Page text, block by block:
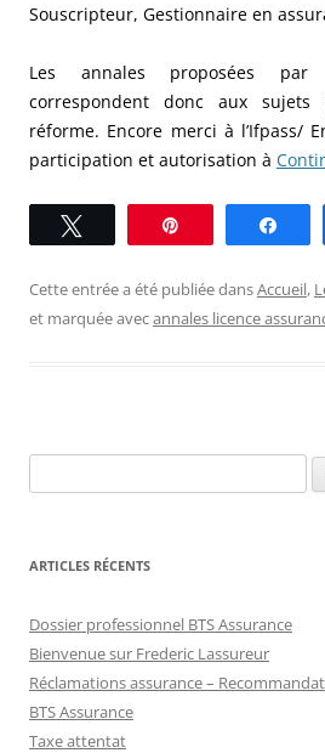
Souscripteur, Gestionnaire en
Les annales proposées
correspondent donc aux
réforme. Encore merci à l’Ifpass/
participation et autorisation à
Cette entrée a été publiée dansAccueil,
et marquée avecannales licence
ARTICLES RÉCENTS
Dossier professionnel BTS Assurance
Bienvenue sur Frederic Lassureur
Réclamations assurance –
BTS Assurance
Taxe attentat